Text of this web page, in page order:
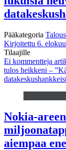
Pääkategoria Talous
Kirjoitettu 6.
Tilaajille
Ei kommentteja
tulos heikkeni –
Nokia-
aiempaa